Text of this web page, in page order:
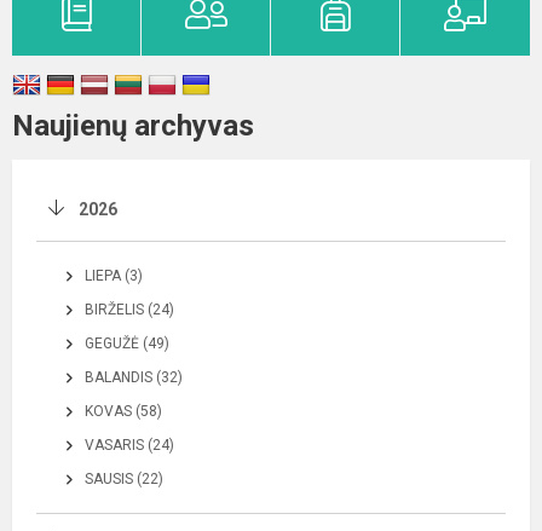
Naujienų archyvas
2026
LIEPA (3)
BIRŽELIS (24)
GEGUŽĖ (49)
BALANDIS (32)
KOVAS (58)
VASARIS (24)
SAUSIS (22)